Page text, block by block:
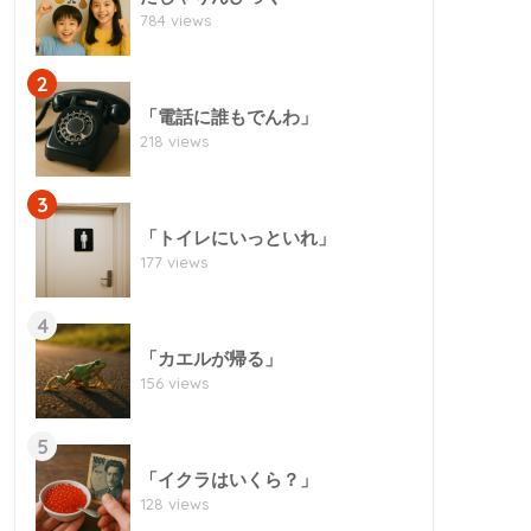
784 views
2
「電話に誰もでんわ」
218 views
3
「トイレにいっといれ」
177 views
4
「カエルが帰る」
156 views
5
「イクラはいくら？」
128 views